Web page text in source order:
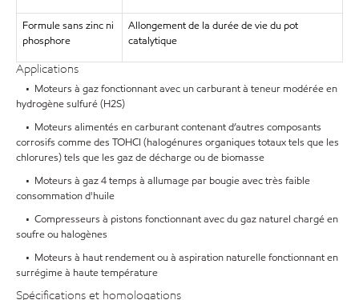
Formule sans zinc ni
phosphore
Allongement de la durée de vie du pot
catalytique
Applications
• Moteurs à gaz fonctionnant avec un carburant à teneur modérée en
hydrogène sulfuré (H2S)
• Moteurs alimentés en carburant contenant d’autres composants
corrosifs comme des TOHCI (halogénures organiques totaux tels que les
chlorures) tels que les gaz de décharge ou de biomasse
• Moteurs à gaz 4 temps à allumage par bougie avec très faible
consommation d'huile
• Compresseurs à pistons fonctionnant avec du gaz naturel chargé en
soufre ou halogènes
• Moteurs à haut rendement ou à aspiration naturelle fonctionnant en
surrégime à haute température
Spécifications et homologations